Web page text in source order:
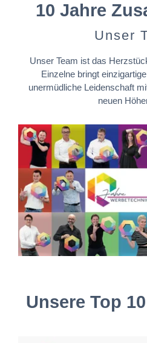
10 Jahre
Unser
Unser Team ist das
Einzelne bringt
unermüdliche Leidenschaft
neuen
Unsere Top